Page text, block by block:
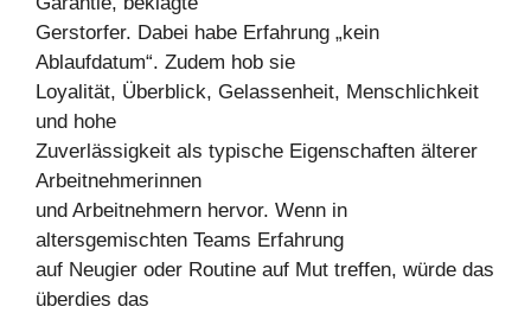
Gerstorfer. Dabei habe Erfahrung „kein
Ablaufdatum“. Zudem hob sie
Loyalität, Überblick, Gelassenheit, Menschlichkeit
und hohe
Zuverlässigkeit als typische Eigenschaften älterer
Arbeitnehmerinnen
und Arbeitnehmern hervor. Wenn in
altersgemischten Teams Erfahrung
auf Neugier oder Routine auf Mut treffen, würde das
überdies das